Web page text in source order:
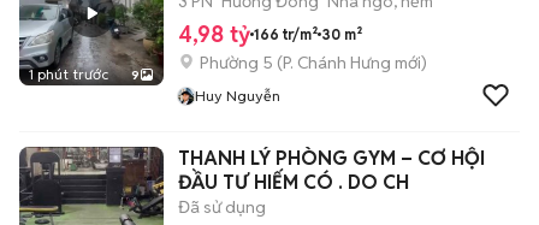
1 phút trước 9
4,98 tỷ 166 tr/m² 30 m²
Phường 5 (P. Chánh Hưng mới)
Huy Nguyễn
THANH LÝ PHÒNG GYM – CƠ HỘI
ĐẦU TƯ HIẾM CÓ . DO CH
Đã sử dụng